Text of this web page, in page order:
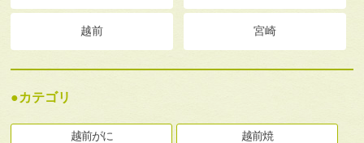
越前 宮崎
●カテゴリ
越前がに 越前焼